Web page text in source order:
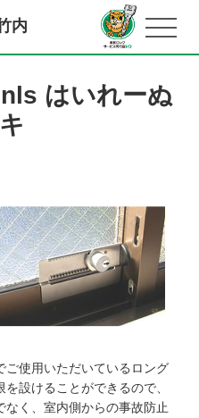
内
はいれーぬ
ご使用いただいているロング
設けることができるので、
く、室内側からの事故防止